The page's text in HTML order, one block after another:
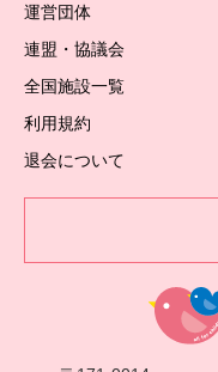
運営団体
連盟・協議会
全国施設一覧
利用規約
退会について